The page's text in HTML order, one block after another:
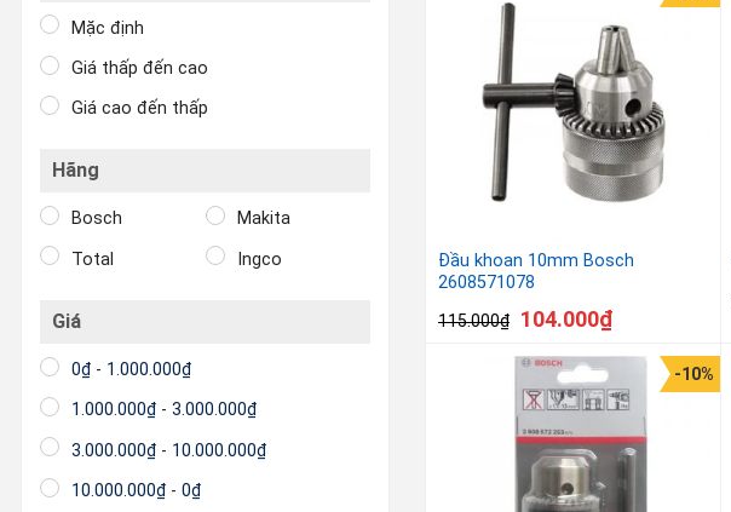
Đầu khoan 10mm Bosch
2608571078
115.000₫ 104.000₫
-10%
Mặc định
Giá thấp đến cao
Giá cao đến thấp
Hãng
Bosch
Makita
Total
Ingco
Giá
0₫ - 1.000.000₫
1.000.000₫ - 3.000.000₫
3.000.000₫ - 10.000.000₫
10.000.000₫ - 0₫